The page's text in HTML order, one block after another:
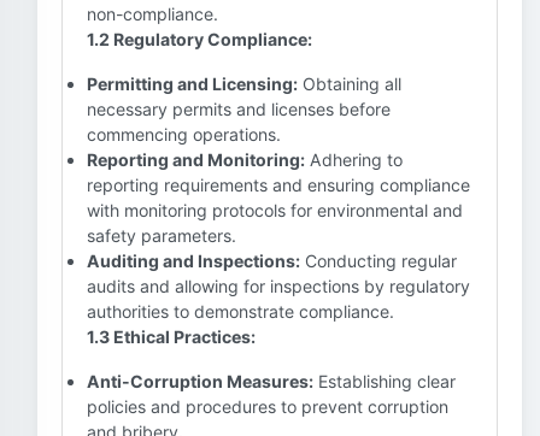
non-compliance.
1.2 Regulatory Compliance:
Permitting and Licensing: Obtaining all
necessary permits and licenses before
commencing operations.
Reporting and Monitoring: Adhering to
reporting requirements and ensuring compliance
with monitoring protocols for environmental and
safety parameters.
Auditing and Inspections: Conducting regular
audits and allowing for inspections by regulatory
authorities to demonstrate compliance.
1.3 Ethical Practices:
Anti-Corruption Measures: Establishing clear
policies and procedures to prevent corruption
and bribery.